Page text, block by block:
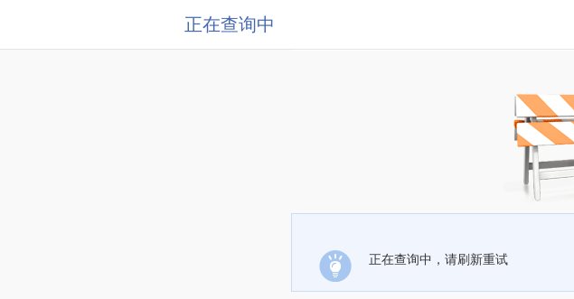
正在查询中
正在查询中，请刷新重试